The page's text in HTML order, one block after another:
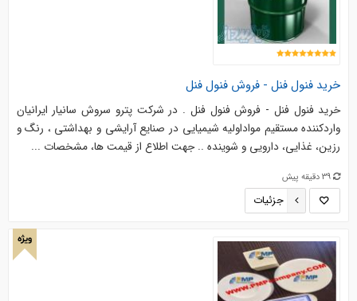
خرید فنول فنل - فروش فنول فنل
خرید فنول فنل - فروش فنول فنل . در شرکت پترو سروش سانیار ایرانیان
واردکننده مستقیم مواداولیه شیمیایی در صنایع آرایشی و بهداشتی ، رنگ و
رزین، غذایی، دارویی و شوینده .. جهت اطلاع از قیمت ها، مشخصات ...
39 دقیقه پیش
جزئیات
ویژه